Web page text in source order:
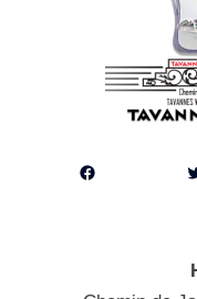
Facebook